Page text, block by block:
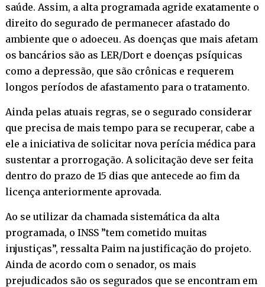
saúde. Assim, a alta programada agride exatamente o
direito do segurado de permanecer afastado do
ambiente que o adoeceu. As doenças que mais afetam
os bancários são as LER/Dort e doenças psíquicas
como a depressão, que são crônicas e requerem
longos períodos de afastamento para o tratamento.
Ainda pelas atuais regras, se o segurado considerar
que precisa de mais tempo para se recuperar, cabe a
ele a iniciativa de solicitar nova perícia médica para
sustentar a prorrogação. A solicitação deve ser feita
dentro do prazo de 15 dias que antecede ao fim da
licença anteriormente aprovada.
Ao se utilizar da chamada sistemática da alta
programada, o INSS ”tem cometido muitas
injustiças”, ressalta Paim na justificação do projeto.
Ainda de acordo com o senador, os mais
prejudicados são os segurados que se encontram em